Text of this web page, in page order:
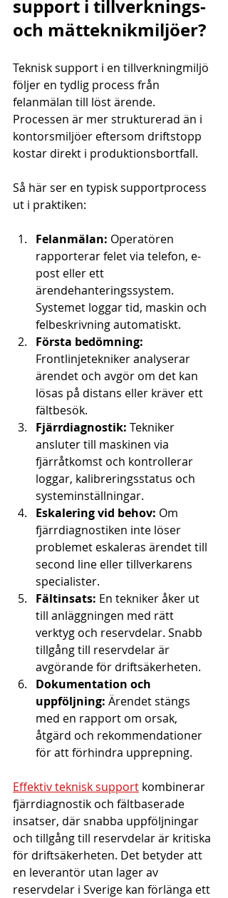
support i tillverknings-
och mätteknikmiljöer?
Teknisk support i en tillverkningmiljö
följer en tydlig process från
felanmälan till löst ärende.
Processen är mer strukturerad än i
kontorsmiljöer eftersom driftstopp
kostar direkt i produktionsbortfall.
Så här ser en typisk supportprocess
ut i praktiken:
Felanmälan: Operatören
rapporterar felet via telefon, e-
post eller ett
ärendehanteringssystem.
Systemet loggar tid, maskin och
felbeskrivning automatiskt.
Första bedömning:
Frontlinjetekniker analyserar
ärendet och avgör om det kan
lösas på distans eller kräver ett
fältbesök.
Fjärrdiagnostik: Tekniker
ansluter till maskinen via
fjärråtkomst och kontrollerar
loggar, kalibreringsstatus och
systeminställningar.
Eskalering vid behov: Om
fjärrdiagnostiken inte löser
problemet eskaleras ärendet till
second line eller tillverkarens
specialister.
Fältinsats: En tekniker åker ut
till anläggningen med rätt
verktyg och reservdelar. Snabb
tillgång till reservdelar är
avgörande för driftsäkerheten.
Dokumentation och
uppföljning: Ärendet stängs
med en rapport om orsak,
åtgärd och rekommendationer
för att förhindra upprepning.
Effektiv teknisk support kombinerar
fjärrdiagnostik och fältbaserade
insatser, där snabba uppföljningar
och tillgång till reservdelar är kritiska
för driftsäkerheten. Det betyder att
en leverantör utan lager av
reservdelar i Sverige kan förlänga ett